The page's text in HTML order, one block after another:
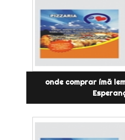
onde comprar ímã